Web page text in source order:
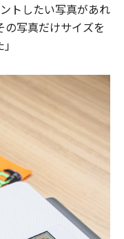
トしたい写真があれ
写真だけサイズを